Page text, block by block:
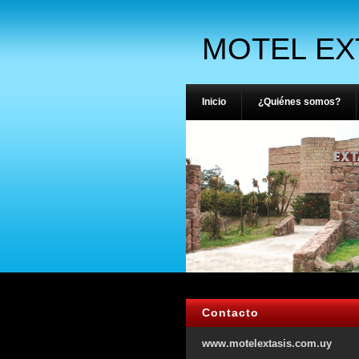
MOTEL
Contacto
www.motelextasis.com.uy
Inicio ¿Quiénes somos?